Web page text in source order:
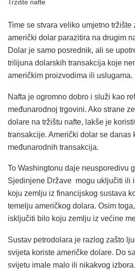
Trzište nafte
Time se stvara veliko umjetno tržište
američki dolar parazitira na drugim
Dolar je samo posrednik, ali se
trilijuna dolarskih transakcija koje
američkim proizvodima ili uslugama.
Nafta je ogromno dobro i služi kao
međunarodnoj trgovini. Ako strane
dolare na tržištu nafte, lakše je
transakcije. Američki dolar se danas
međunarodnih transakcija.
To Washingtonu daje neusporedivu
Sjedinjene Države mogu uključiti ili
koju zemlju iz financijskog sustava
temelju američkog dolara. Osim
isključiti bilo koju zemlju iz većine
Sustav petrodolara je razlog zašto
svijeta koriste američke dolare. Do
svijetu imale malo ili nikakvog izbora.